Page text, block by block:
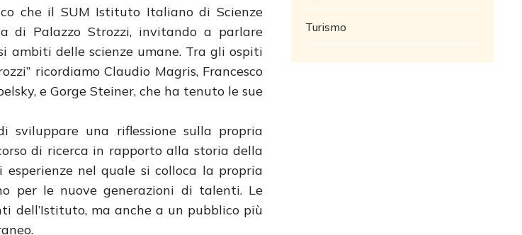
che il SUM Istituto Italiano di Scienze
di Palazzo Strozzi, invitando a parlare
ambiti delle scienze umane. Tra gli ospiti
ricordiamo Claudio Magris, Francesco
e Gorge Steiner, che ha tenuto le sue
sviluppare una riflessione sulla propria
di ricerca in rapporto alla storia della
nel quale si colloca la propria
per le nuove generazioni di talenti. Le
dell’Istituto, ma anche a un pubblico più
Turismo